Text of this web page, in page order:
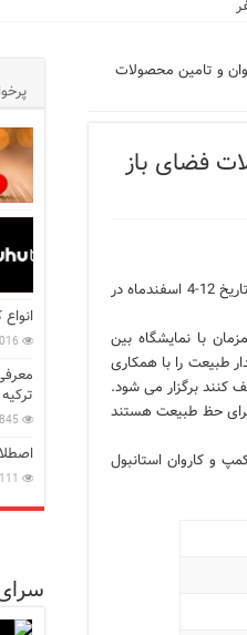
و تامین محصولات
فضای باز
در
با نمایشگاه بین
میشود، علاوه بر استقبال علاقمند به دریا، قصد دارد 60.000 دوستدار طبیعت را با همکاری
حظ طبیعت هستند
و کاروان استانبول
ترکیه